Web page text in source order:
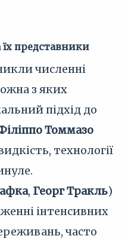
їх представники
численні
з яких
підхід до
Томмазо
технології
, Георг Тракль)
інтенсивних
часто